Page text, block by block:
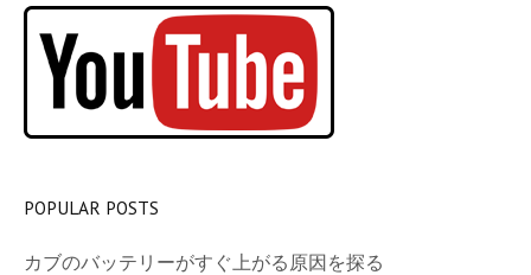
POPULAR POSTS
カブのバッテリーがすぐ上がる原因を探る